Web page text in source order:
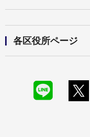
各区役所ページ